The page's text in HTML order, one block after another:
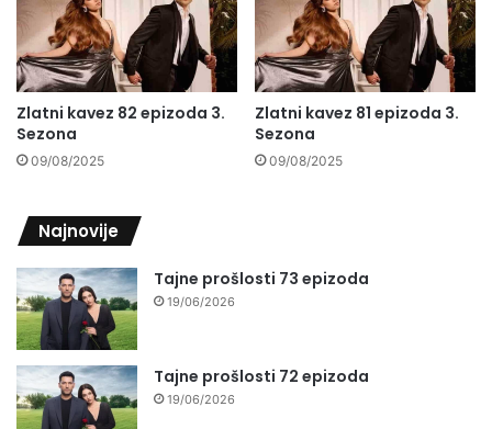
Zlatni kavez 82 epizoda 3.
Sezona
09/08/2025
Zlatni kavez 81 epizoda 3.
Sezona
09/08/2025
Najnovije
Tajne prošlosti 73 epizoda
19/06/2026
Tajne prošlosti 72 epizoda
19/06/2026